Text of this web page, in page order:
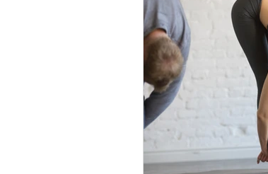
NUTRICION EN EL
Asesor de imagen y
PROFESOR DE